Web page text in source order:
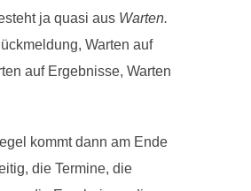
ja quasi aus Warten.
Warten auf
auf Ergebnisse, Warten
kommt dann am Ende
die Termine, die